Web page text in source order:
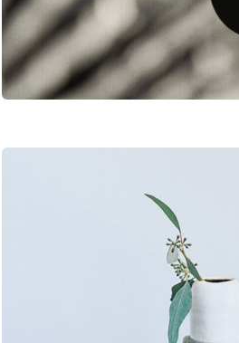
Divi
Lorem ipsum dolor sit